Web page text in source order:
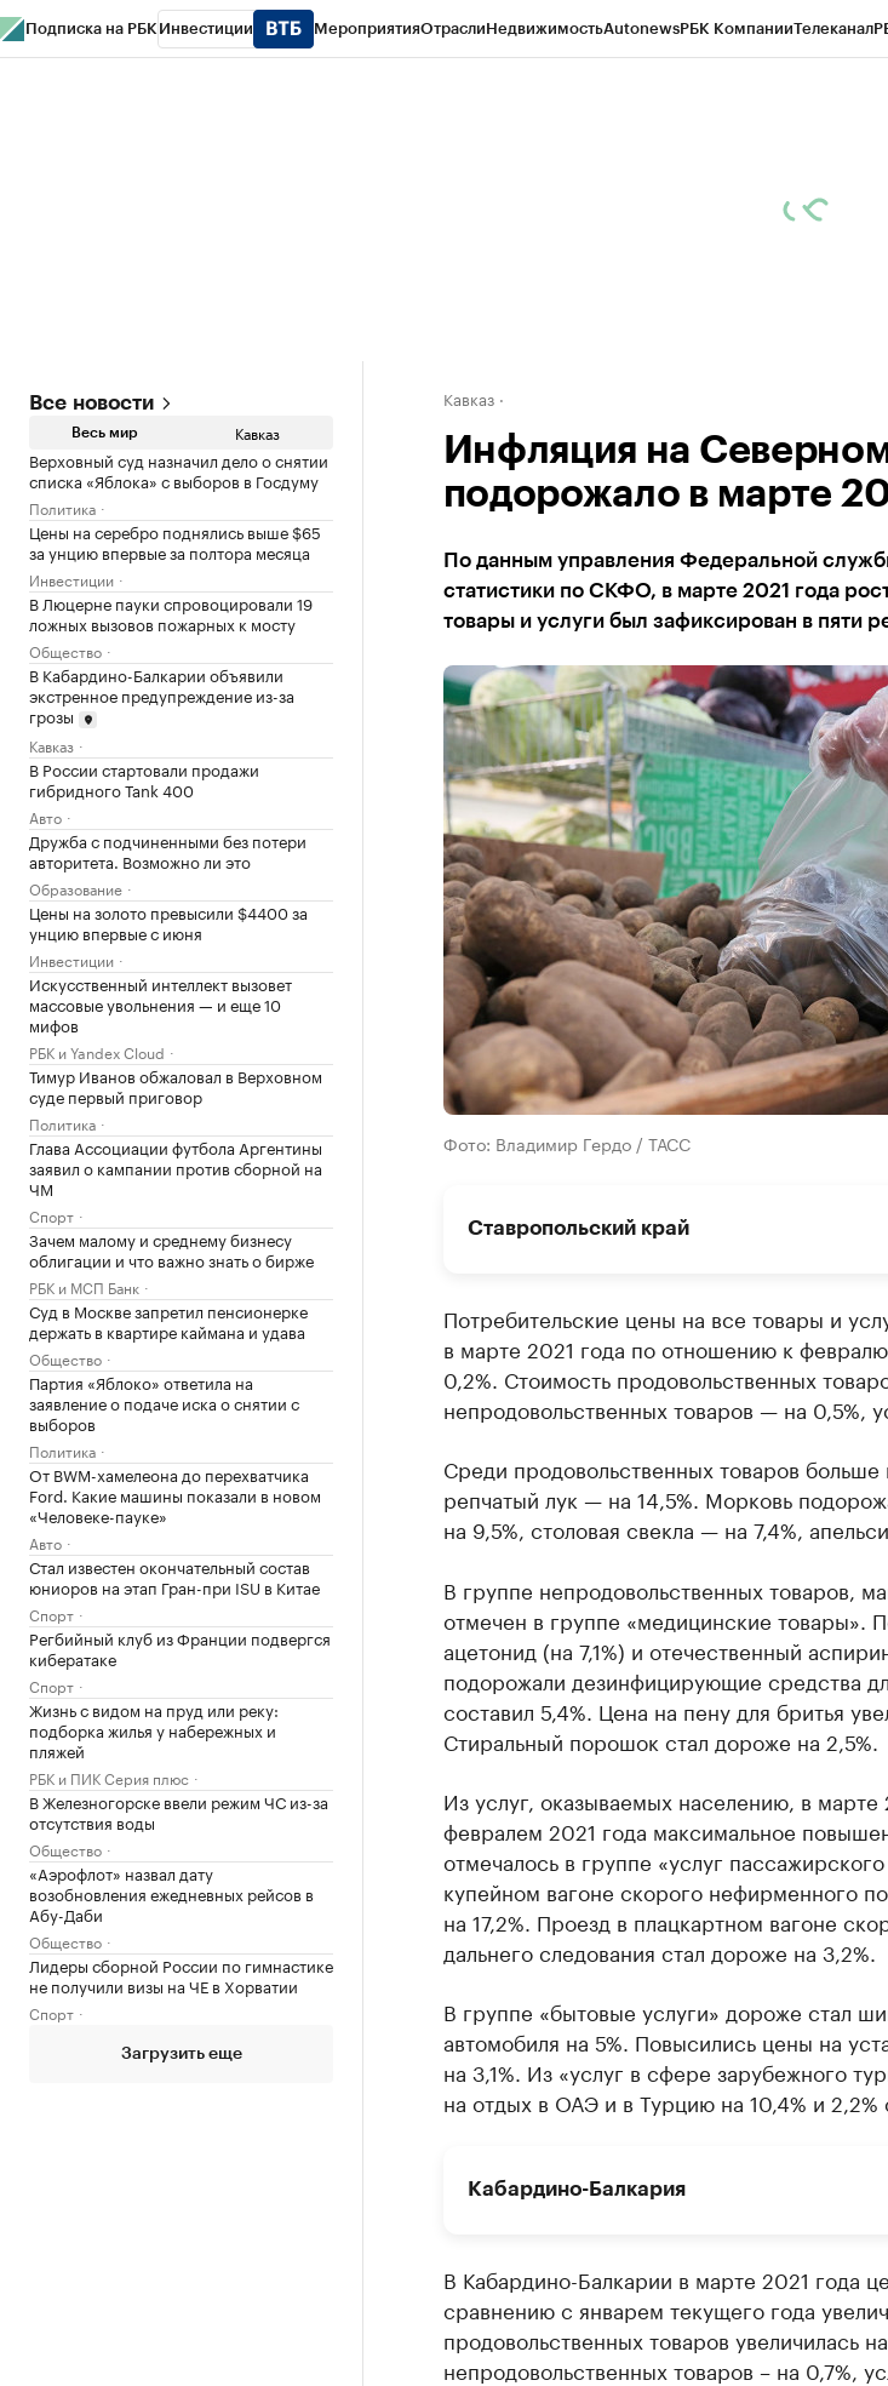
Подписка на РБК Инвестиции МероприятияОтраслиНедвижимостьAutonewsРБК КомпанииТелеканал
Все новости
Весь мир Кавказ
Верховный суд назначил дело о снятии
списка «Яблока» с выборов в Госдуму
Политика
Цены на серебро поднялись выше $65
за унцию впервые за полтора месяца
Инвестиции
В Люцерне пауки спровоцировали 19
ложных вызовов пожарных к мосту
Общество
В Кабардино-Балкарии объявили
экстренное предупреждение из-за
грозы
Кавказ
В России стартовали продажи
гибридного Tank 400
Авто
Дружба с подчиненными без потери
авторитета. Возможно ли это
Образование
Цены на золото превысили $4400 за
унцию впервые с июня
Инвестиции
Искусственный интеллект вызовет
массовые увольнения — и еще 10
мифов
РБК и Yandex Cloud
Тимур Иванов обжаловал в Верховном
суде первый приговор
Политика
Глава Ассоциации футбола Аргентины
заявил о кампании против сборной на
ЧМ
Спорт
Зачем малому и среднему бизнесу
облигации и что важно знать о бирже
РБК и МСП Банк
Суд в Москве запретил пенсионерке
держать в квартире каймана и удава
Общество
Партия «Яблоко» ответила на
заявление о подаче иска о снятии с
выборов
Политика
От BWM-хамелеона до перехватчика
Ford. Какие машины показали в новом
«Человеке-пауке»
Авто
Стал известен окончательный состав
юниоров на этап Гран-при ISU в Китае
Спорт
Регбийный клуб из Франции подвергся
кибератаке
Спорт
Жизнь с видом на пруд или реку:
подборка жилья у набережных и
пляжей
РБК и ПИК Серия плюс
В Железногорске ввели режим ЧС из-за
отсутствия воды
Общество
«Аэрофлот» назвал дату
возобновления ежедневных рейсов в
Абу-Даби
Общество
Лидеры сборной России по гимнастике
не получили визы на ЧЕ в Хорватии
Спорт
Загрузить еще
Кавказ
Инфляция на
подорожало в марте
По данным управления Федеральной
статистики по СКФО, в марте 2021 года
товары и услуги был зафиксирован в пяти
Фото: Владимир Гердо / ТАСС
Ставропольский край
Потребительские цены на все товары и
в марте 2021 года по отношению к
0,2%. Стоимость продовольственных
непродовольственных товаров — на 0,5%,
Среди продовольственных товаров
репчатый лук — на 14,5%. Морковь
на 9,5%, столовая свекла — на 7,4%,
В группе непродовольственных товаров,
отмечен в группе «медицинские товары».
ацетонид (на 7,1%) и отечественный
подорожали дезинфицирующие средства
составил 5,4%. Цена на пену для бритья
Стиральный порошок стал дороже на 2,5%.
Из услуг, оказываемых населению, в
февралем 2021 года максимальное
отмечалось в группе «услуг
купейном вагоне скорого нефирменного
на 17,2%. Проезд в плацкартном вагоне
дальнего следования стал дороже на 3,2%.
В группе «бытовые услуги» дороже стал
автомобиля на 5%. Повысились цены на
на 3,1%. Из «услуг в сфере зарубежного
на отдых в ОАЭ и в Турцию на 10,4% и 2,2%
Кабардино-Балкария
В Кабардино-Балкарии в марте 2021 года
сравнению с январем текущего года
продовольственных товаров увеличилась
непродовольственных товаров – на 0,7%,